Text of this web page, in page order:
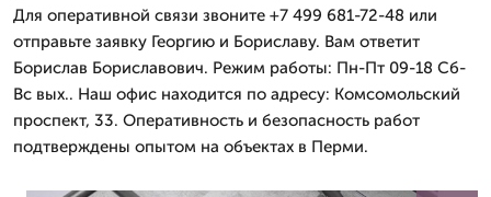
Для оперативной связи звоните +7 499 681-72-48 или
отправьте заявку Георгию и Бориславу. Вам ответит
Борислав Бориславович. Режим работы: Пн-Пт 09-18 Сб-
Вс вых.. Наш офис находится по адресу: Комсомольский
проспект, 33. Оперативность и безопасность работ
подтверждены опытом на объектах в Перми.